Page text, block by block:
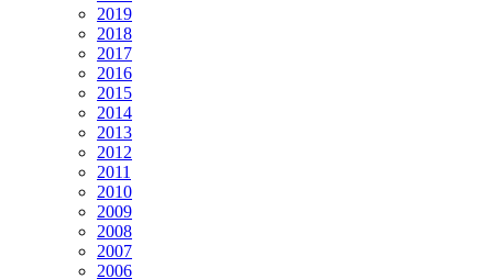
2019
2018
2017
2016
2015
2014
2013
2012
2011
2010
2009
2008
2007
2006